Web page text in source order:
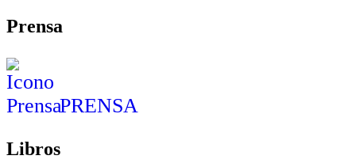
Prensa
PRENSA
Libros